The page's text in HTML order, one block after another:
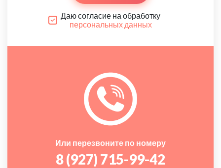
Даю согласие на обработку
персональных данных
Или перезвоните по номеру
8 (927) 715-99-42